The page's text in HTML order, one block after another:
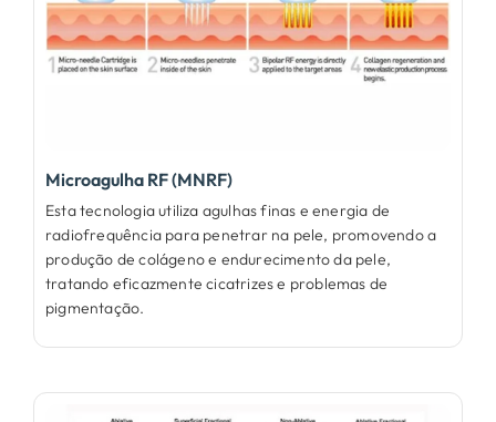
Microagulha RF (MNRF)
Esta tecnologia utiliza agulhas finas e energia de
radiofrequência para penetrar na pele, promovendo a
produção de colágeno e endurecimento da pele,
tratando eficazmente cicatrizes e problemas de
pigmentação.